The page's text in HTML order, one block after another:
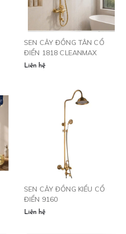
SEN CÂY ĐỒNG TÂN CỔ
ĐIỂN 1818 CLEANMAX
Liên hệ
SEN CÂY ĐỒNG KIỂU CỔ
ĐIỂN 9160
Liên hệ